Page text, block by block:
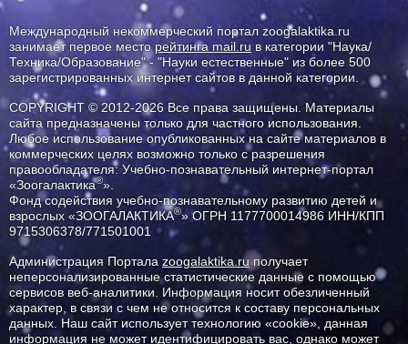
Международный некоммерческий портал zoogalaktika.ru
занимает первое месторейтинга mail.ru в категории "Наука/
Техника/Образование" - "Науки естественные" из более 500
зарегистрированных интернет сайтов в данной категории.
COPYRIGHT © 2012-2026 Все права защищены. Материалы
сайта предназначены только для частного использования.
Любое использование опубликованных на сайте материалов в
коммерческих целях возможно только с разрешения
правообладателя: Учебно-познавательный интернет-портал
«Зоогалактика®».
Фонд содействия учебно-познавательному развитию детей и
взрослых «ЗООГАЛАКТИКА®» ОГРН 1177700014986 ИНН/КПП
9715306378/771501001
Администрация Портала zoogalaktika.ruполучает
неперсонализированные статистические данные с помощью
сервисов веб-аналитики. Информация носит обезличенный
характер, в связи с чем не относится к составу персональных
данных. Наш сайт использует технологию «cookie», данная
информация не может идентифицировать вас, однако может